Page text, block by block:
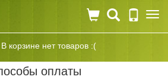
В корзине нет товаров :(
оплаты